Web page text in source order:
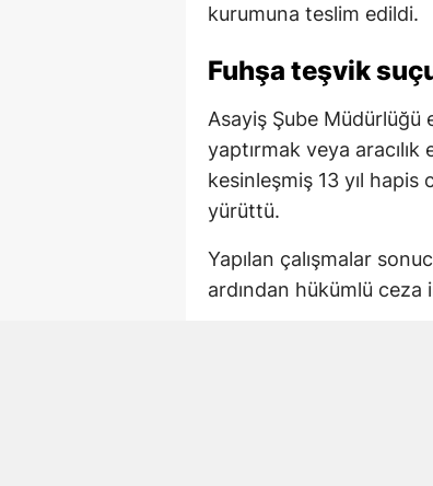
kurumuna teslim edildi.
Fuhşa teşvik
Asayiş Şube
yaptırmak veya
kesinleşmiş 13 yıl hapis
yürüttü.
Yapılan çalışmalar
ardından hükümlü